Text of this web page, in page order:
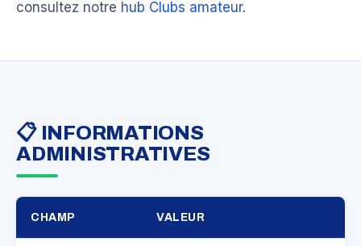
consultez notre hub Clubs amateur.
📋 INFORMATIONS
ADMINISTRATIVES
CHAMP VALEUR